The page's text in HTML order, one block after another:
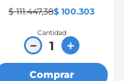
$ 111.447,38$ 100.303
Cantidad
＋
－
Comprar